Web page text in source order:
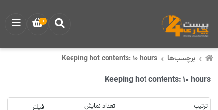
برچسب‌ها Keeping hot contents: 10 hours
Keeping hot contents: 10 hours
ترتیب تعداد نمایش فیلتر
0